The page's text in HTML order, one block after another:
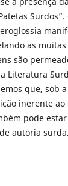
as
são
Literatura
que, sob
inerente
pode
autoria surda.